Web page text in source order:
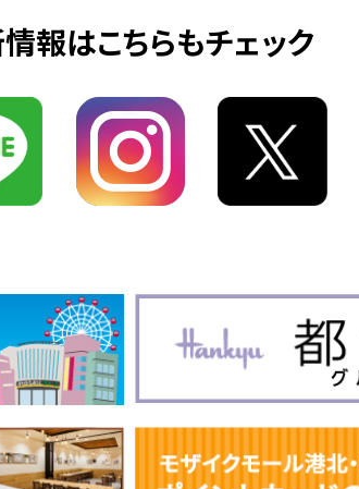
報はこちらもチェック